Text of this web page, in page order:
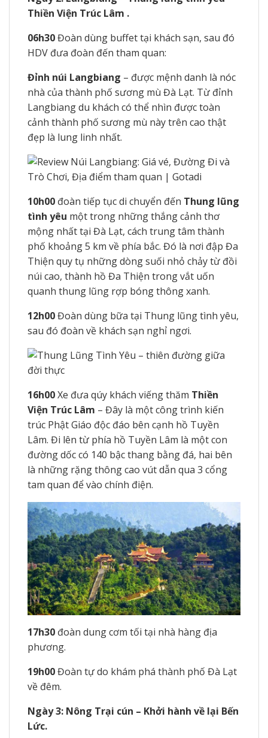
Thiền Viện Trúc Lâm .
06h30Đoàn dùng buffet tại khách sạn, sau đó
HDV đưa đoàn đến tham quan:
Đỉnh núi Langbiang – được mệnh danh là nóc
nhà của thành phố sương mù Đà Lạt. Từ đỉnh
Langbiang du khách có thể nhìn được toàn
cảnh thành phố sương mù này trên cao thật
đẹp là lung linh nhất.
10h00 đoàn tiếp tục di chuyển đến Thung lũng
tình yêu một trong những thắng cảnh thơ
mộng nhất tại Đà Lạt, cách trung tâm thành
phố khoảng 5 km về phía bắc. Đó là nơi đập Đa
Thiện quy tụ những dòng suối nhỏ chảy từ đồi
núi cao, thành hồ Đa Thiện trong vắt uốn
quanh thung lũng rợp bóng thông xanh.
12h00Đoàn dùng bữa tại Thung lũng tình yêu,
sau đó đoàn về khách sạn nghỉ ngơi.
16h00Xe đưa qúy khách viếng thăm Thiền
Viện Trúc Lâm – Đây là một công trình kiến
trúc Phật Giáo độc đáo bên cạnh hồ Tuyền
Lâm. Đi lên từ phía hồ Tuyền Lâm là một con
đường dốc có 140 bậc thang bằng đá, hai bên
là những rặng thông cao vút dẫn qua 3 cổng
tam quan để vào chính điện.
17h30 đoàn dung cơm tối tại nhà hàng địa
phương.
19h00Đoàn tự do khám phá thành phố Đà Lạt
về đêm.
Ngày 3: Nông Trại cún – Khởi hành về lại Bến
Lức.